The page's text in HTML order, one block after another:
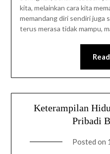
kita, melainkan cara kita
memandang diri sendiri juga
terus merasa tidak mampu,
Keterampilan
Pribadi
Posted on